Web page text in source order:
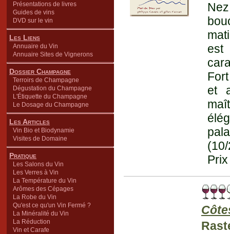
Présentations de livres
Guides de vins
DVD sur le vin
Les Liens
Annuaire du Vin
Annuaire Sites de Vignerons
Dossier Champagne
Terroirs de Champagne
Dégustation du Champagne
L'Étiquette du Champagne
Le Dosage du Champagne
Les Articles
Vin Bio et Biodynamie
Visites de Domaine
Pratique
Les Salons du Vin
Les Verres à Vin
La Température du Vin
Arômes des Cépages
La Robe du Vin
Qu'est ce qu'un Vin Fermé ?
La Minéralité du Vin
La Réduction
Vin et Carafe
est
et